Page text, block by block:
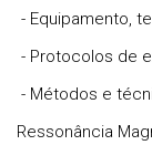
- Equipamento,
- Protocolos de
- Métodos e
Ressonância